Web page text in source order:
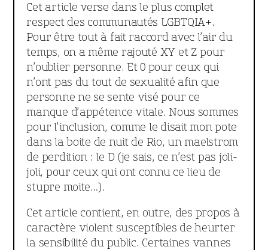
Cet article verse dans le plus complet
respect des communautés LGBTQIA+.
Pour être tout à fait raccord avec l’air du
temps, on a même rajouté XY et Z pour
n’oublier personne. Et 0 pour ceux qui
n’ont pas du tout de sexualité afin que
personne ne se sente visé pour ce
manque d’appétence vitale. Nous sommes
pour l’inclusion, comme le disait mon pote
dans la boite de nuit de Rio, un maelstrom
de perdition : le D (je sais, ce n’est pas joli-
joli, pour ceux qui ont connu ce lieu de
stupre moite…).
Cet article contient, en outre, des propos à
caractère violent susceptibles de heurter
la sensibilité du public. Certaines vannes